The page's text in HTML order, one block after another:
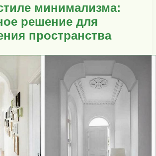
минимализма:
решение для
пространства